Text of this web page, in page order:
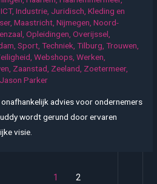
,ICT,Industrie Juridisch ,Kleding en
,Maastricht ,Nijmegen ,Noord-
,Opleidingen ,Overijssel
,Sport ,Techniek ,Tilburg ,Trouwen
,Webshops ,Werken
Zaanstad Zeeland Zoetermeer,
Jason Parker
advies voor ondernemers
wordt gerund door ervaren
visie.
1 2